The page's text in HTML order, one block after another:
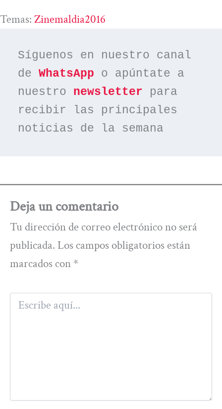
Temas: Zinemaldia2016
Síguenos en nuestro canal
de WhatsApp o apúntate a
nuestro newsletter para
recibir las principales
noticias de la semana
Deja un comentario
Tu dirección de correo electrónico no será
publicada. Los campos obligatorios están
marcados con *
Escribe
aquí...